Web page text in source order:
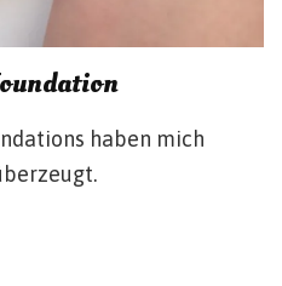
haben mich